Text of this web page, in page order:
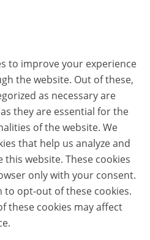
to improve your experience
the website. Out of these,
as necessary are
they are essential for the
of the website. We
that help us analyze and
website. These cookies
only with your consent.
to opt-out of these cookies.
these cookies may affect